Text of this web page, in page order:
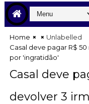
Home
Unlabelled
Casal deve pagar R$
por 'ingratidão'
Casal deve
devolver 3